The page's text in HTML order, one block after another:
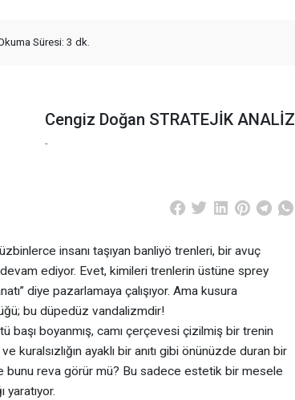
Süresi: 3 dk.
Cengiz Doğan STRATEJİK ANALİZ
-
insanı taşıyan banliyö trenleri, bir avuç
ediyor. Evet, kimileri trenlerin üstüne sprey
diye pazarlamaya çalışıyor. Ama kusura
bu düpedüz vandalizmdir!
başı boyanmış, camı çerçevesi çizilmiş bir trenin
kuralsızlığın ayaklı bir anıtı gibi önünüzde duran bir
bunu reva görür mü? Bu sadece estetik bir mesele
yaratıyor.